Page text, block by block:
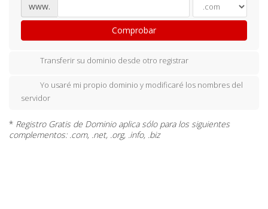
www.
Comprobar
Transferir su dominio desde otro registrar
Yo usaré mi propio dominio y modificaré los nombres del
servidor
* Registro Gratis de Dominio aplica sólo para los siguientes
complementos: .com, .net, .org, .info, .biz